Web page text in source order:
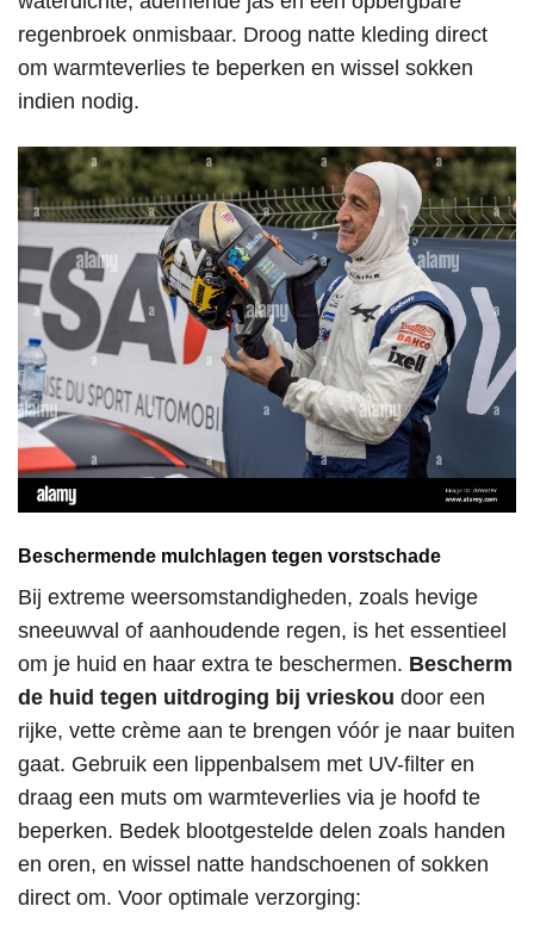
regenbroek onmisbaar. Droog natte kleding direct
om warmteverlies te beperken en wissel sokken
indien nodig.
Beschermende mulchlagen tegen vorstschade
Bij extreme weersomstandigheden, zoals hevige
sneeuwval of aanhoudende regen, is het essentieel
om je huid en haar extra te beschermen. Bescherm
de huid tegen uitdroging bij vrieskou door een
rijke, vette crème aan te brengen vóór je naar buiten
gaat. Gebruik een lippenbalsem met UV-filter en
draag een muts om warmteverlies via je hoofd te
beperken. Bedek blootgestelde delen zoals handen
en oren, en wissel natte handschoenen of sokken
direct om. Voor optimale verzorging: